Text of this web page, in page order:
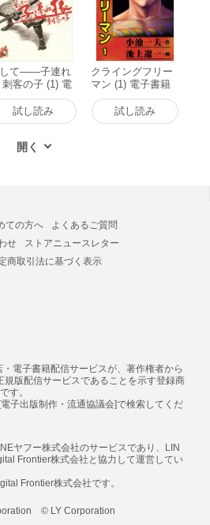
て――子連れ
刺客の子 (1) 電
書籍版
試し読み
クライングフリー
マン (1) 電子書籍
試し読み
ての方へ
よくあるご質問
せ
ストアニュースレター
商取引法に基づく表示
電子書籍配信サービスが、著作権者から
規版配信サービスであることを示す登録商
す。
子出版制作・流通協議会]で検索してくだ
ヤフー株式会社のサービスであり、LIN
Frontier株式会社と協力して運営してい
Frontier株式会社です。
© LY Corporation